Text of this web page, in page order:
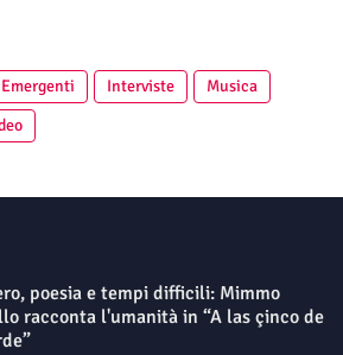
Emergenti Interviste
Musica
poesia e tempi difficili: Mimmo
racconta l'umanità in “A las çinco de